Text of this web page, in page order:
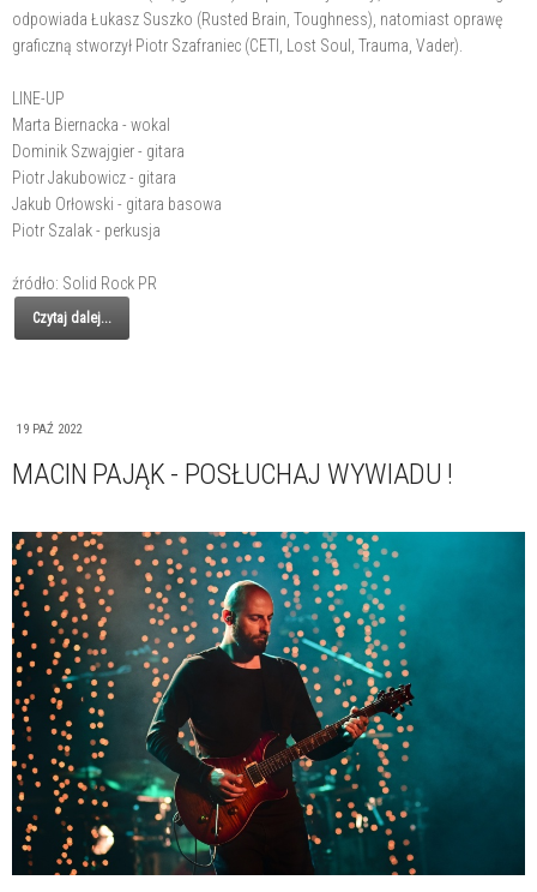
odpowiada Łukasz Suszko (Rusted Brain, Toughness), natomiast oprawę
graficzną stworzył Piotr Szafraniec (CETI, Lost Soul, Trauma, Vader).
LINE-UP
Marta Biernacka - wokal
Dominik Szwajgier - gitara
Piotr Jakubowicz - gitara
Jakub Orłowski - gitara basowa
Piotr Szalak - perkusja
źródło: Solid Rock PR
Czytaj dalej...
19 PAŹ 2022
MACIN PAJĄK - POSŁUCHAJ WYWIADU !